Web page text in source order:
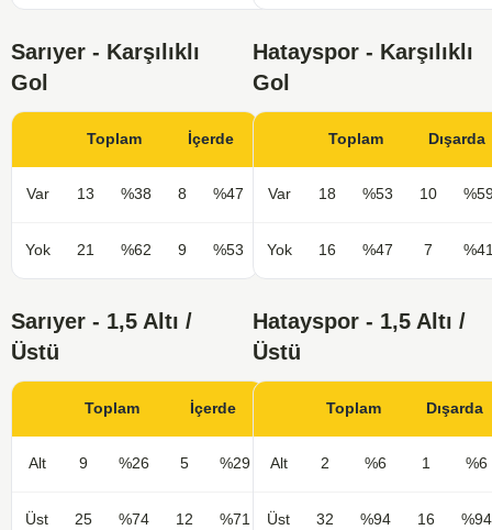
Sarıyer - Karşılıklı
Gol
Toplam İçerde
Var 13 %38 8 %47
Yok 21 %62 9 %53
Hatayspor - Karşılıklı
Gol
Toplam Dışarda
Var 18 %53 10
Yok 16 %47 7
Sarıyer - 1,5 Altı /
Üstü
Toplam İçerde
Alt 9 %26 5 %29
Üst 25 %74 12 %71
Hatayspor - 1,5 Altı /
Üstü
Toplam Dışarda
Alt 2 %6 1 %6
Üst 32 %94 16 %94